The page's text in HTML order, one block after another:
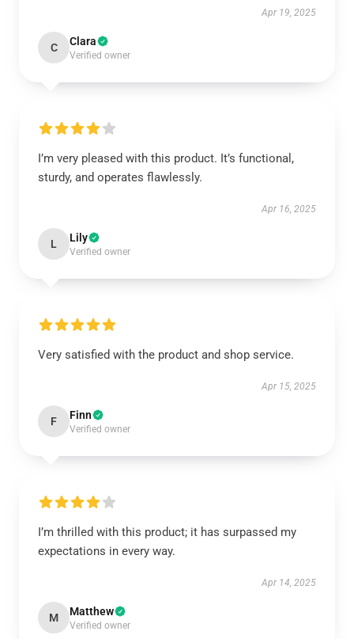
Apr 19, 2025
C Clara
Verified owner
I’m very pleased with this product. It’s functional,
sturdy, and operates flawlessly.
Apr 16, 2025
L Lily
Verified owner
Very satisfied with the product and shop service.
Apr 15, 2025
F Finn
Verified owner
I’m thrilled with this product; it has surpassed my
expectations in every way.
Apr 14, 2025
M Matthew
Verified owner